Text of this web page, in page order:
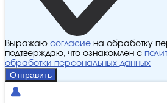
Выражаю согласие на обработку
подтверждаю, что ознакомлен с
обработки персональных данных
Отправить